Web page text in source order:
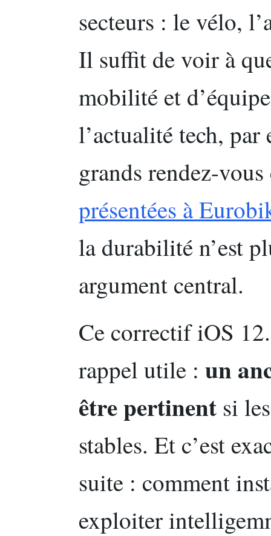
secteurs : le vélo,
Il suffit de voir à
mobilité et
l’actualité tech, par
grands rendez-
présentées à
la durabilité n’est
argument central.
Ce correctif iOS
rappel utile : un
être pertinent si
stables. Et c’est
suite : comment
exploiter